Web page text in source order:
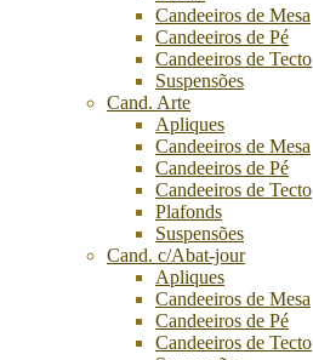
Candeeiros de Mesa
Candeeiros de Pé
Candeeiros de Tecto
Suspensões
Cand. Arte
Apliques
Candeeiros de Mesa
Candeeiros de Pé
Candeeiros de Tecto
Plafonds
Suspensões
Cand. c/Abat-jour
Apliques
Candeeiros de Mesa
Candeeiros de Pé
Candeeiros de Tecto